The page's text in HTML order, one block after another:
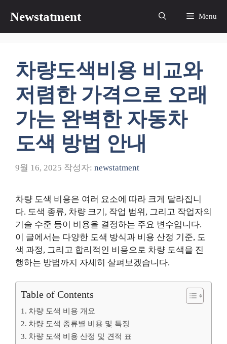
츠
Newstatment Menu
차량도색비용 비교와
저렴한 가격으로 오래
가는 완벽한 자동차
도색 방법 안내
9월 16, 2025 작성자: newstatment
차량 도색 비용은 여러 요소에 따라 크게 달라집니
다. 도색 종류, 차량 크기, 작업 범위, 그리고 작업자의
기술 수준 등이 비용을 결정하는 주요 변수입니다.
이 글에서는 다양한 도색 방식과 비용 산정 기준, 도
색 과정, 그리고 합리적인 비용으로 차량 도색을 진
행하는 방법까지 자세히 살펴보겠습니다.
Table of Contents
차량 도색 비용 개요
차량 도색 종류별 비용 및 특징
차량 도색 비용 산정 및 견적 표